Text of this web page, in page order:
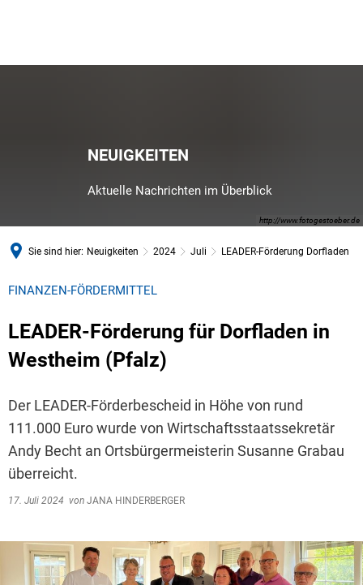
http://www.fotogestoeber.de
NEUIGKEITEN
Aktuelle Nachrichten im Überblick
Sie sind hier: Neuigkeiten 2024 Juli LEADER-Förderung Dorfladen
FINANZEN-FÖRDERMITTEL
LEADER-Förderung für Dorfladen in
Westheim (Pfalz)
Der LEADER-Förderbescheid in Höhe von rund
111.000 Euro wurde von Wirtschaftsstaatssekretär
Andy Becht an Ortsbürgermeisterin Susanne Grabau
überreicht.
17. Juli 2024 von JANA HINDERBERGER